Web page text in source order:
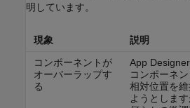
明しています。
現象 説明
コンポーネントが
オーバーラップす
る
App
コンポーネ
相対位置を維
ようとします